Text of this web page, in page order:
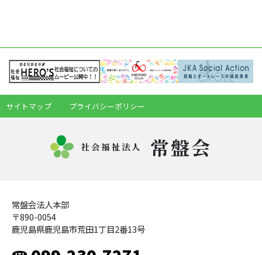
サイトマップ プライバシーポリシー
社会福祉法人 常盤会
常盤会法人本部
〒890-0054
鹿児島県鹿児島市荒田1丁目2番13号